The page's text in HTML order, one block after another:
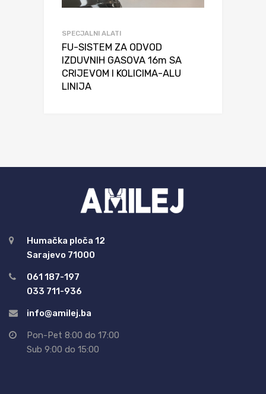
SPECJALNI ALATI
FU-SISTEM ZA ODVOD
IZDUVNIH GASOVA 16m SA
CRIJEVOM I KOLICIMA-ALU
LINIJA
Humačka ploča 12
Sarajevo 71000
061 187-197
033 711-936
info@amilej.ba
Pon-Pet 8:00 do 17:00
Sub 9:00 do 15:00